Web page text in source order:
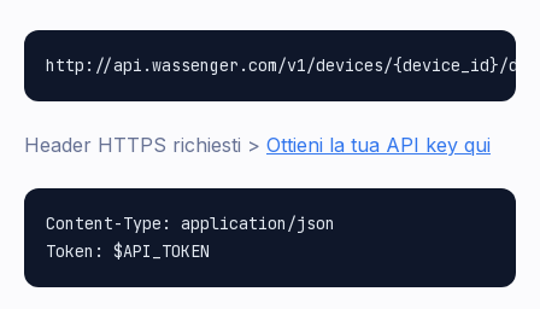
Header HTTPS richiesti > Ottieni la tua API key qui
Content-Type: application/json